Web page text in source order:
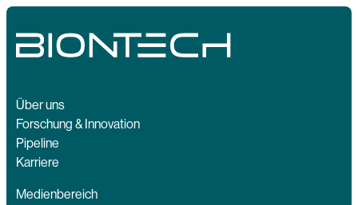
Über uns
Forschung & Innovation
Pipeline
Karriere
Medienbereich